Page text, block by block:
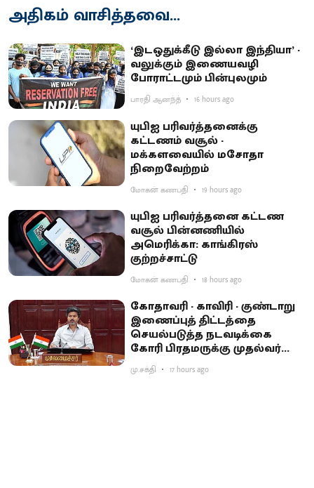
அதிகம் வாசித்தவை...
‘இடஒதுக்கீடு இல்லா இந்தியா’ -
வலுக்கும் இணையவழி
போராட்டமும் பின்புலமும்
பாரதி ஆனந்த் 16 hours ago
யுபிஐ பரிவர்த்தனைக்கு
கட்டணம் வசூல் -
மக்களவையில் மசோதா
நிறைவேற்றம்
மோகன் கணபதி 19 hours ago
யுபிஐ பரிவர்த்தனை கட்டண
வசூல் பின்னணியில்
அமெரிக்கா: காங்கிரஸ்
குற்றச்சாட்டு
மோகன் கணபதி 18 hours ago
கோதாவரி - காவிரி - குண்டாறு
இணைப்புத் திட்டத்தை
செயல்படுத்த நடவடிக்கை
கோரி பிரதமருக்கு முதல்வர்
விஜய் கடிதம்
மு.சக்தி 17 hours ago